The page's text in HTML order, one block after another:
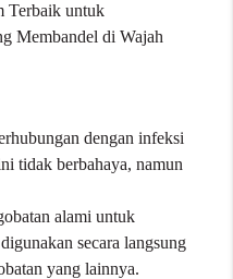
Terbaik untuk
Membandel di Wajah
dengan infeksi
tidak berbahaya, namun
alami untuk
secara langsung
yang lainnya.